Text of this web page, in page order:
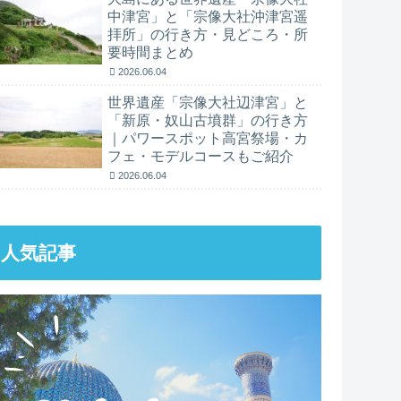
中津宮」と「宗像大社沖津宮遥
拝所」の行き方・見どころ・所
要時間まとめ
2026.06.04
世界遺産「宗像大社辺津宮」と
「新原・奴山古墳群」の行き方
｜パワースポット高宮祭場・カ
フェ・モデルコースもご紹介
2026.06.04
人気記事